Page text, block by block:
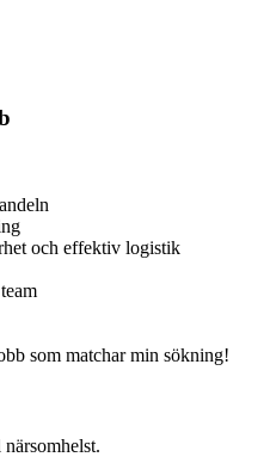
och effektiv logistik
som matchar min sökning!